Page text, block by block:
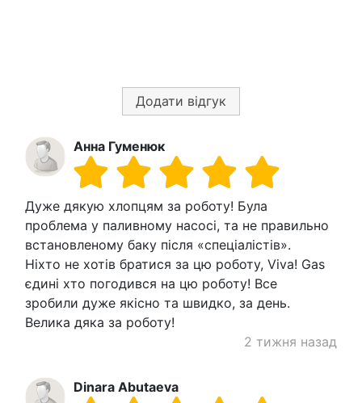
Додати відгук
Анна Гуменюк
Дуже дякую хлопцям за роботу! Була
проблема у паливному насосі, та не правильно
встановленому баку після «спеціалістів».
Ніхто не хотів братися за цю роботу, Viva! Gas
єдині хто погодився на цю роботу! Все
зробили дуже якісно та швидко, за день.
Велика дяка за роботу!
2 тижня назад
Dinara Abutaeva